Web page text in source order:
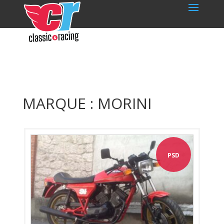
MARQUE : MORINI
PSD